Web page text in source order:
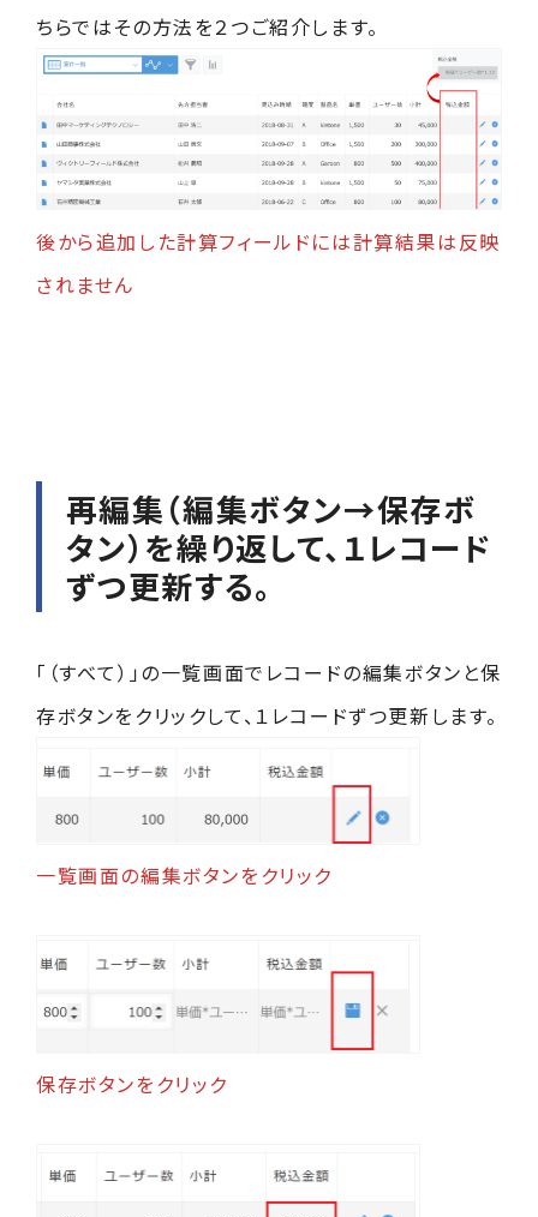
ちらではその方法を２つご紹介します。
後から追加した計算フィールドには計算結果は反映
されません
再編集（編集ボタン→保存ボ
タン）を繰り返して、１レコード
ずつ更新する。
「（すべて）」の一覧画面でレコードの編集ボタンと保
存ボタンをクリックして、１レコードずつ更新します。
一覧画面の編集ボタンをクリック
保存ボタンをクリック